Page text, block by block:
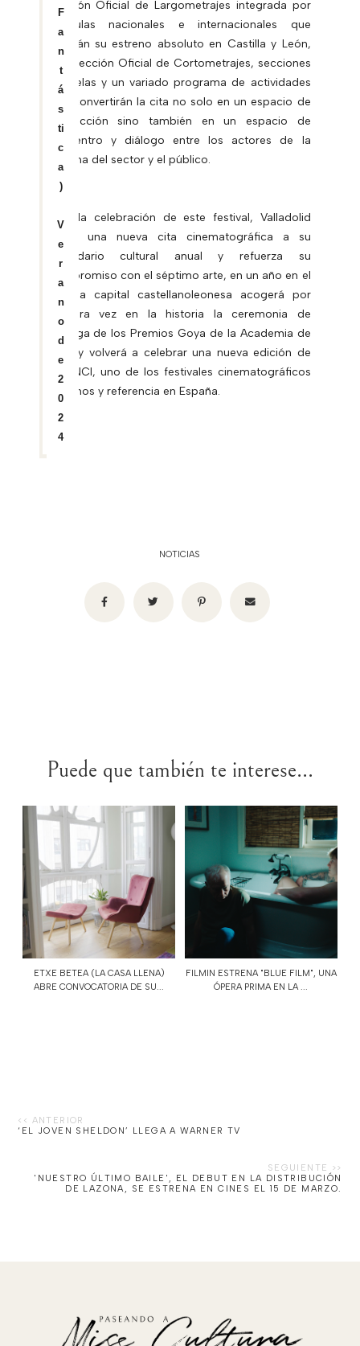
Sección Oficial de Largometrajes integrada por
películas nacionales e internacionales que
tendrán su estreno absoluto en Castilla y León,
una Sección Oficial de Cortometrajes, secciones
paralelas y un variado programa de actividades
que convertirán la cita no solo en un espacio de
proyección sino también en un espacio de
encuentro y diálogo entre los actores de la
cadena del sector y el público.
Con la celebración de este festival, Valladolid
suma una nueva cita cinematográfica a su
calendario cultural anual y refuerza su
compromiso con el séptimo arte, en un año en el
que la capital castellanoleonesa acogerá por
primera vez en la historia la ceremonia de
entrega de los Premios Goya de la Academia de
Cine y volverá a celebrar una nueva edición de
SEMINCI, uno de los festivales cinematográficos
decanos y referencia en España.
F
a
n
t
á
s
ti
c
a
)
V
e
r
a
n
o
d
e
2
0
2
4
NOTICIAS
Puede que también te interese...
ETXE BETEA (LA CASA LLENA)
ABRE CONVOCATORIA DE SU...
FILMIN ESTRENA "BLUE FILM", UNA
ÓPERA PRIMA EN LA ...
‘EL JOVEN SHELDON’ LLEGA A WARNER TV
'NUESTRO ÚLTIMO BAILE', EL DEBUT EN LA DISTRIBUCIÓN
DE LAZONA, SE ESTRENA EN CINES EL 15 DE MARZO.